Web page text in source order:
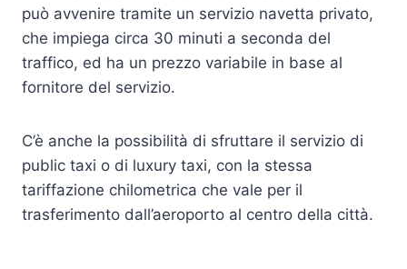
può avvenire tramite un servizio navetta privato,
che impiega circa 30 minuti a seconda del
traffico, ed ha un prezzo variabile in base al
fornitore del servizio.
C’è anche la possibilità di sfruttare il servizio di
public taxi o di luxury taxi, con la stessa
tariffazione chilometrica che vale per il
trasferimento dall’aeroporto al centro della città.